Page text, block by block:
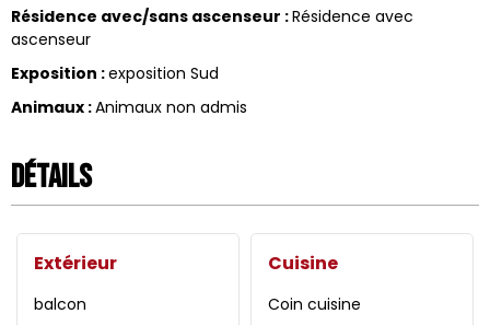
Résidence avec/sans ascenseur :Résidence avec
ascenseur
Exposition :exposition Sud
Animaux :Animaux non admis
Détails
Extérieur
balcon
Cuisine
Coin cuisine